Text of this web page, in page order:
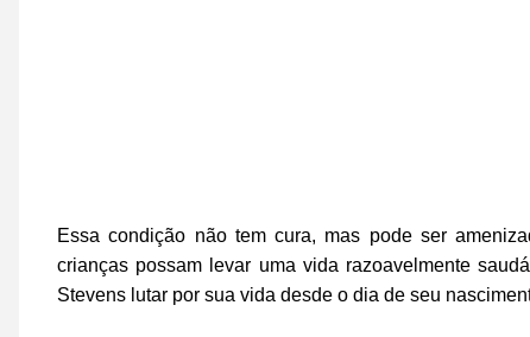
Essa condição não tem cura, mas pode ser
crianças possam levar uma vida razoavelmente
Stevens lutar por sua vida desde o dia de seu